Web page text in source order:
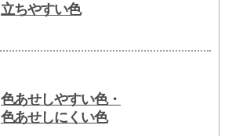
立ちやすい色
色あせしやすい色・
色あせしにくい色